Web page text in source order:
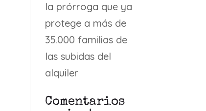
la prórroga que ya
protege a más de
35.000 familias de
las subidas del
alquiler
Comentarios